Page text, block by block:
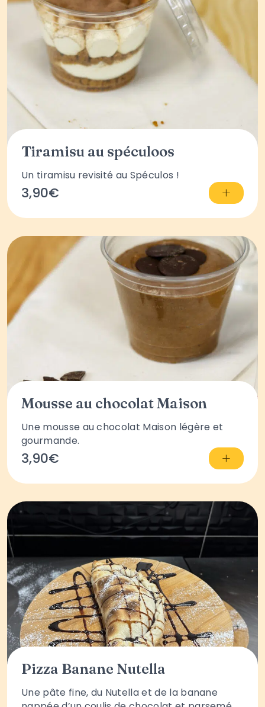
Tiramisu au spéculoos
Un tiramisu revisité au Spéculos !
3,90€ +
Mousse au chocolat Maison
Une mousse au chocolat Maison légère et
gourmande.
3,90€ +
Pizza Banane Nutella
Une pâte fine, du Nutella et de la banane